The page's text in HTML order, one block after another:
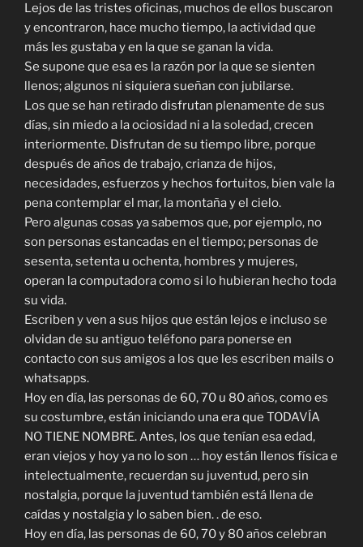
Lejos de las tristes oficinas, muchos de ellos buscaron
y encontraron, hace mucho tiempo, la actividad que
más les gustaba y en la que se ganan la vida.
Se supone que esa es la razón por la que se sienten
llenos; algunos ni siquiera sueñan con jubilarse.
Los que se han retirado disfrutan plenamente de sus
días, sin miedo a la ociosidad ni a la soledad, crecen
interiormente. Disfrutan de su tiempo libre, porque
después de años de trabajo, crianza de hijos,
necesidades, esfuerzos y hechos fortuitos, bien vale la
pena contemplar el mar, la montaña y el cielo.
Pero algunas cosas ya sabemos que, por ejemplo, no
son personas estancadas en el tiempo; personas de
sesenta, setenta u ochenta, hombres y mujeres,
operan la computadora como si lo hubieran hecho toda
su vida.
Escriben y ven a sus hijos que están lejos e incluso se
olvidan de su antiguo teléfono para ponerse en
contacto con sus amigos a los que les escriben mails o
whatsapps.
Hoy en día, las personas de 60, 70 u 80 años, como es
su costumbre, están iniciando una era que TODAVÍA
NO TIENE NOMBRE. Antes, los que tenían esa edad,
eran viejos y hoy ya no lo son … hoy están llenos física e
intelectualmente, recuerdan su juventud, pero sin
nostalgia, porque la juventud también está llena de
caídas y nostalgia y lo saben bien. . de eso.
Hoy en día, las personas de 60, 70 y 80 años celebran